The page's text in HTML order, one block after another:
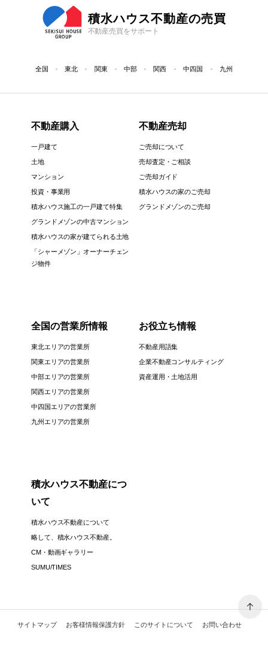
積水ハウス不動産の売買
不動産売買をサポート
全国 東北 関東 中部 関西 中四国 九州
不動産購入
一戸建て
土地
マンション
投資・事業用
積水ハウス施工の一戸建て特集
グランドメゾンの中古マンション
積水ハウスの家が建てられる土地
「シャーメゾン」オーナーチェン
ジ物件
不動産売却
ご売却について
売却査定・ご相談
ご売却ガイド
積水ハウスの家のご売却
グランドメゾンのご売却
全国の営業所情報
東北エリアの営業所
関東エリアの営業所
中部エリアの営業所
関西エリアの営業所
中四国エリアの営業所
九州エリアの営業所
お役立ち情報
不動産用語集
企業不動産コンサルティング
資産運用・土地活用
積水ハウス不動産につ
いて
積水ハウス不動産について
略して、積水ハウス不動産。
CM・動画ギャラリー
SUMU/TIMES
サイトマップ お客様情報保護方針 このサイトについて お問い合わせ